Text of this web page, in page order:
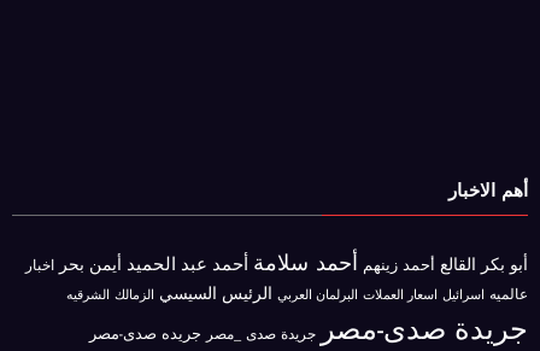
أهم الاخبار
أبو بكر القالع أحمد زينهم أحمد سلامة أحمد عبد الحميد أيمن بحر اخبار
عالميه اسرائيل اسعار العملات البرلمان العربي الرئيس السيسي الزمالك الشرقيه
جريدة صدى-مصر جريدة صدى _مصر جريده صدى-مصر